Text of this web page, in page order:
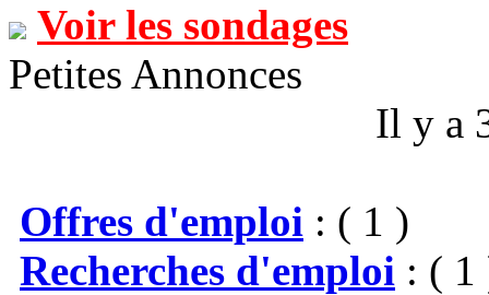
Voir les sondages
Petites Annonces
Il y a
Offres d'emploi : ( 1 )
Recherches d'emploi : ( 1